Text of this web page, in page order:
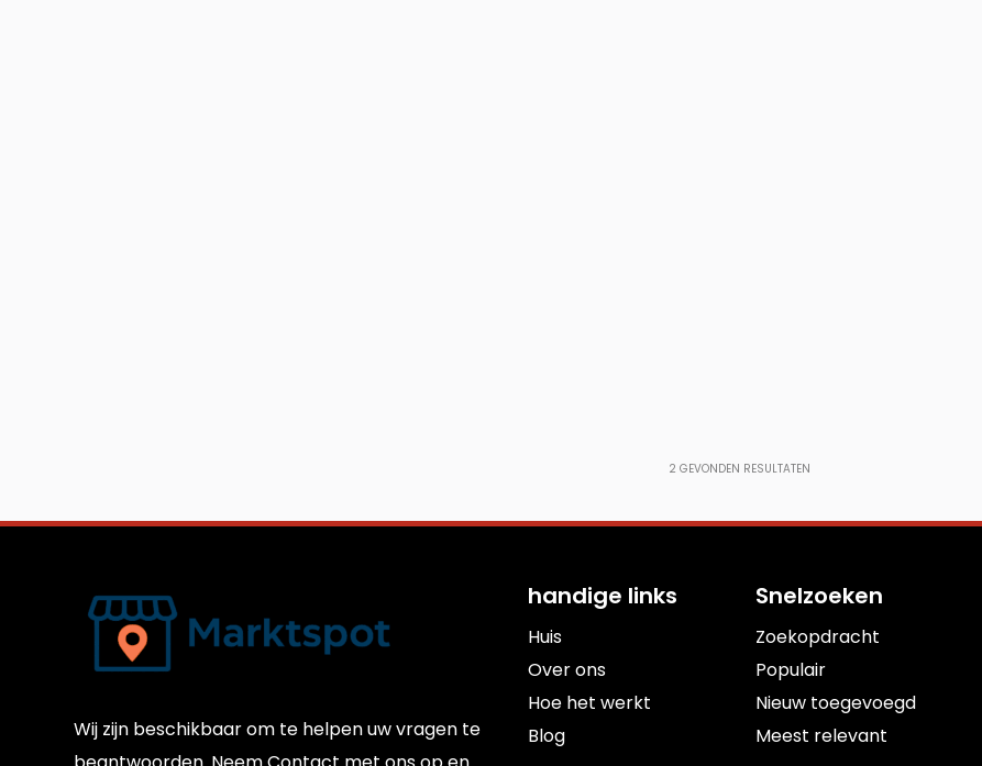
2 GEVONDEN RESULTATEN
Wij zijn beschikbaar om te helpen uw vragen te
handige links
Huis
Over ons
Hoe het werkt
Blog
Snelzoeken
Zoekopdracht
Populair
Nieuw toegevoegd
Meest relevant